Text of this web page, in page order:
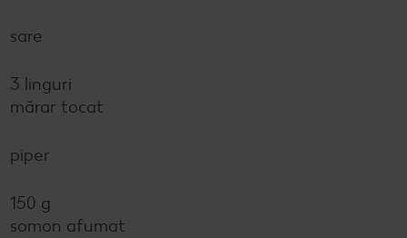
sare
3 linguri
mărar tocat
piper
150 g
somon afumat